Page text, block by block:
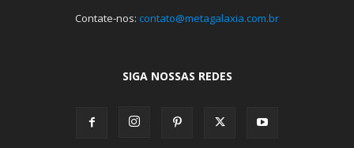
Contate-nos: contato@metagalaxia.com.br
SIGA NOSSAS REDES